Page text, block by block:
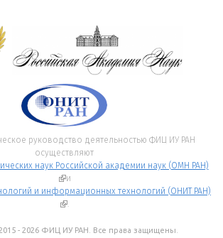
руководство деятельностью ФИЦ ИУ РАН
осуществляют
наук Российской академии наук (ОМН РАН)
(внешняя ссылка)
и
и информационных технологий (ОНИТ РАН)
(внешняя ссылка)
.
- 2026 ФИЦ ИУ РАН. Все права защищены.